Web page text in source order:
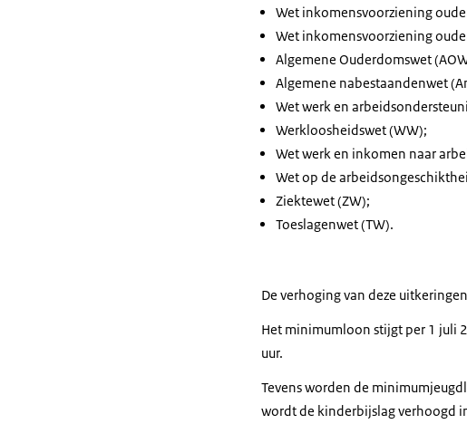
Wet inkomensvoorziening
Wet inkomensvoorziening
Algemene Ouderdomswet
Algemene nabestaandenwet
Wet werk en
Werkloosheidswet (WW);
Wet werk en inkomen naar
Wet op de
Ziektewet (ZW);
Toeslagenwet (TW).
De verhoging van deze
Het minimumloon stijgt per 1 juli
uur.
Tevens worden de
wordt de kinderbijslag verhoogd